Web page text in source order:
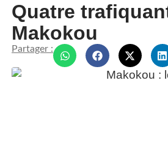
Quatre
Makokou
Partager :